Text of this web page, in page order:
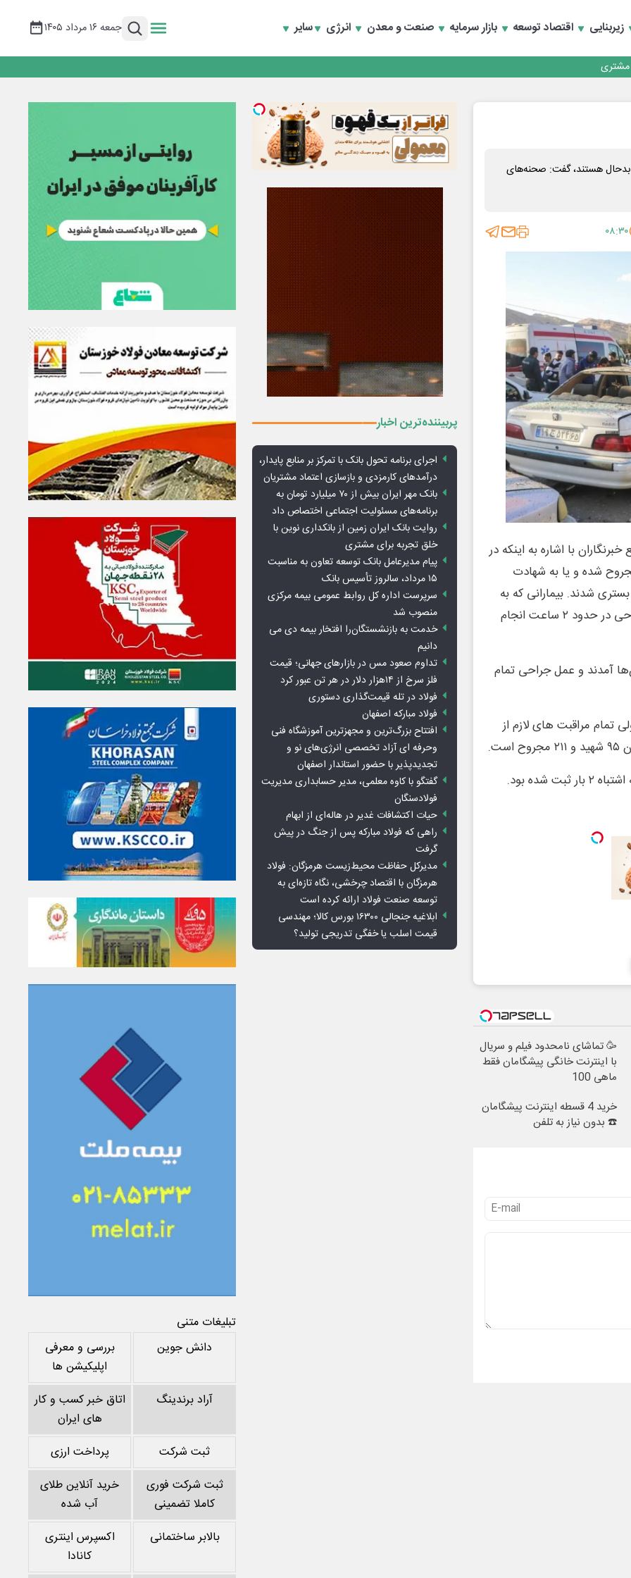
زیربنایی اقتصاد توسعه بازار سرمایه صنعت و معدن انرژی سایر جمعه ۱۶ مرداد ۱۴۰۵
و بازسازی اعتماد مشتریان
مشتری
و بازسازی اعتماد مشتریان
کرمان بدحال هستند، گفت: صحنه‌های
۰۸:۳۰
با اشاره به اینکه در
شده و یا به شهادت
شدند. بیمارانی که به
عمل نیاز داشتند همگی تحت درمان قرار گرفتند. ۱۱۱ عمل جراحی در حدود ۲ ساعت انجام
آمدند و عمل جراحی تمام
ولی تمام مراقبت های لازم از
بود.
🥳 تماشای نامحدود فیلم و سریال
با اینترنت خانگی پیشگامان فقط
ماهی 100
خرید 4 قسطه اینترنت پیشگامان
☎️ بدون نیاز به تلفن
پربیننده‌ترین اخبار
اجرای برنامه تحول بانک با تمرکز بر منابع پایدار،
درآمدهای کارمزدی و بازسازی اعتماد مشتریان
بانک مهر ایران بیش از ۷۰ میلیارد تومان به
برنامه‌های مسئولیت اجتماعی اختصاص داد
روایت بانک ایران زمین از بانکداری نوین با
خلق تجربه برای مشتری
پیام مدیرعامل بانک توسعه تعاون به مناسبت
۱۵ مرداد، سالروز تأسیس بانک
سرپرست اداره کل روابط عمومی بیمه مرکزی
منصوب شد
خدمت به بازنشستگان‌را افتخار بیمه دی می
دانیم
تداوم صعود مس در بازارهای جهانی؛ قیمت
فلز سرخ از ۱۴هزار دلار در هر تن عبور کرد
فولاد در تله قیمت‌گذاری دستوری
فولاد مبارکه اصفهان
افتتاح بزرگ‌ترین و مجهزترین آموزشگاه فنی
وحرفه ای آزاد تخصصی انرژی‌های نو و
تجدیدپذیر با حضور استاندار اصفهان
گفتگو با کاوه معلمی، مدیر حسابداری مدیریت
فولادسنگان
حیات اکتشافات غدیر در هاله‌ای از ابهام
راهی که فولاد مبارکه پس از جنگ در پیش
گرفت
مدیرکل حفاظت محیط‌زیست هرمزگان: فولاد
هرمزگان با اقتصاد چرخشی، نگاه تازه‌ای به
توسعه صنعت فولاد ارائه کرده است
ابلاغیه جنجالی ۱۶۳۰۰ بورس کالا؛ مهندسی
قیمت اسلب یا خفگی تدریجی تولید؟
تبلیغات متنی
دانش جوین
بررسی و معرفی
اپلیکیشن ها
آراد برندینگ
اتاق خبر کسب و کار
های ایران
ثبت شرکت
پرداخت ارزی
ثبت شرکت فوری
کاملا تضمینی
خرید آنلاین طلای
آب شده
بالابر ساختمانی
اکسپرس اینتری
کانادا